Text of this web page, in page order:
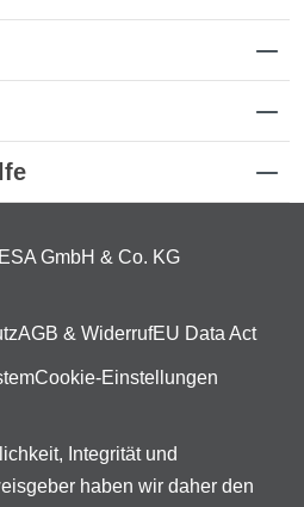
GmbH & Co. KG
AGB & WiderrufEU Data Act
Cookie-Einstellungen
Integrität und
haben wir daher den